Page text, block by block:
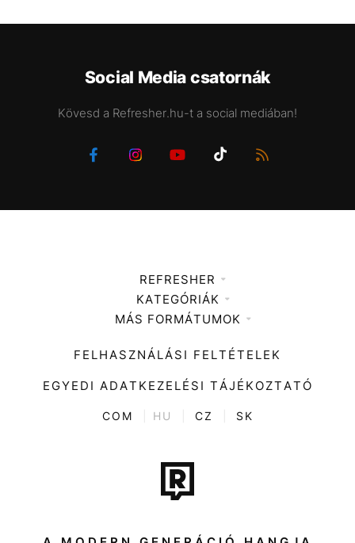
Social Media csatornák
Kövesd a Refresher.hu-t a social mediában!
REFRESHER
Médiaajánlat
KATEGÓRIÁK
Zene
Divat
Kultúra
ENTR
Tech-Tudomány
Sport
Társadalom
MÁS FORMÁTUMOK
FELHASZNÁLÁSI FELTÉTELEK
EGYEDI ADATKEZELÉSI TÁJÉKOZTATÓ
COM HU CZ SK